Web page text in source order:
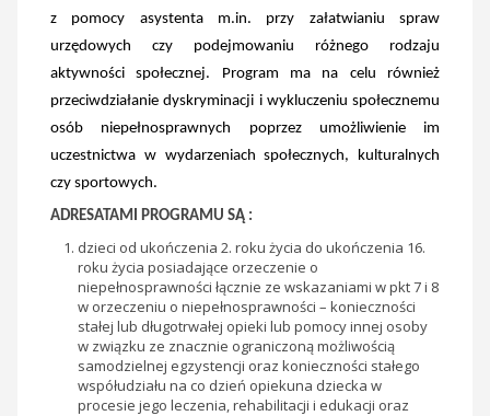
z pomocy asystenta m.in. przy załatwianiu spraw
urzędowych czy podejmowaniu różnego rodzaju
aktywności społecznej. Program ma na celu również
przeciwdziałanie dyskryminacji i wykluczeniu społecznemu
osób niepełnosprawnych poprzez umożliwienie im
uczestnictwa w wydarzeniach społecznych, kulturalnych
czy sportowych.
ADRESATAMI PROGRAMU SĄ :
dzieci od ukończenia 2. roku życia do ukończenia 16.
roku życia posiadające orzeczenie o
niepełnosprawności łącznie ze wskazaniami w pkt 7 i 8
w orzeczeniu o niepełnosprawności – konieczności
stałej lub długotrwałej opieki lub pomocy innej osoby
w związku ze znacznie ograniczoną możliwością
samodzielnej egzystencji oraz konieczności stałego
współudziału na co dzień opiekuna dziecka w
procesie jego leczenia, rehabilitacji i edukacji oraz